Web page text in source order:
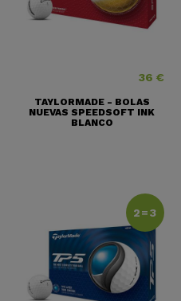
Precio
36 €
TAYLORMADE - BOLAS
NUEVAS SPEEDSOFT INK
BLANCO
2=3